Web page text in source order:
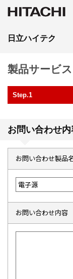
日立ハイテク
製品サービ
Step.1
お問い合わせ
お問い合わせ製品
お問い合わせ内容